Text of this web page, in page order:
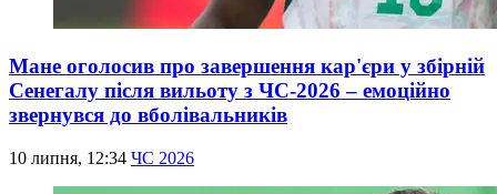
Мане оголосив про завершення кар'єри у збірній
Сенегалу після вильоту з ЧС-2026 – емоційно
звернувся до вболівальників
10 липня, 12:34 ЧС 2026